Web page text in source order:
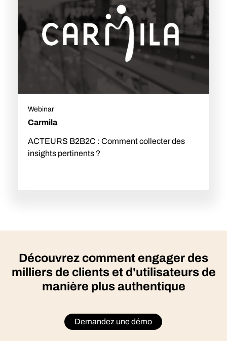
Webinar
Carmila
ACTEURS B2B2C : Comment collecter des
insights pertinents ?
Découvrez comment engager des
milliers de clients et d'utilisateurs de
manière plus authentique
Demandez une démo